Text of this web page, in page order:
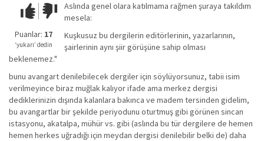
Çok iyi!O
kadar
iyi
değil!
Puanlar: 17
‘yukarı’ dedin
Aslında genel olara katılmama rağmen şuraya takıldım
mesela:
Kuşkusuz bu dergilerin editörlerinin, yazarlarının,
şairlerinin aynı şiir görüşüne sahip olması
beklenemez."
bunu avangart denilebilecek dergiler için söylüyorsunuz, tabii isim
verilmeyince biraz muğlak kalıyor ifade ama merkez dergisi
dediklerinizin dışında kalanlara bakınca ve madem tersinden gidelim,
bu avangartlar bir şekilde periyodunu oturtmuş gibi görünen sincan
istasyonu, akatalpa, mühür vs. gibi (aslında bu tür dergilere de hemen
hemen herkes uğradığı için meydan dergisi denilebilir belki de) daha